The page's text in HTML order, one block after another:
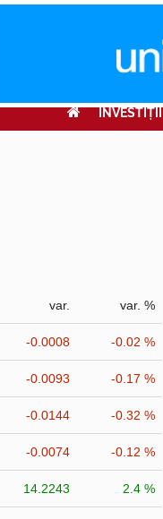
INVESTIŢII
var. var. %
-0.0008 -0.02 %
-0.0093 -0.17 %
-0.0144 -0.32 %
-0.0074 -0.12 %
14.2243 2.4 %